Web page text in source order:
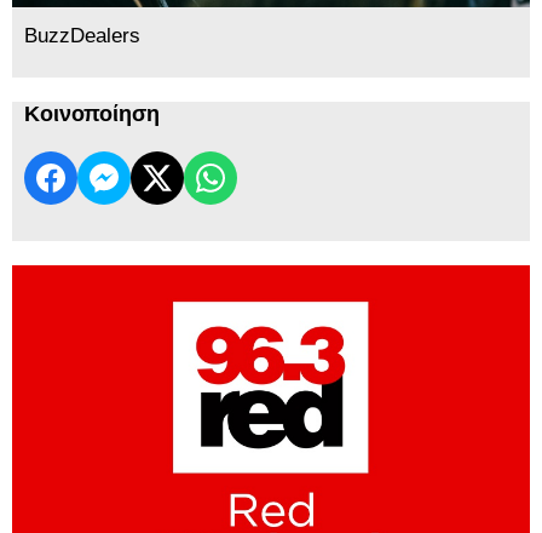
BuzzDealers
Κοινοποίηση